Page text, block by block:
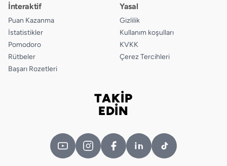
İnteraktif
Puan Kazanma
İstatistikler
Pomodoro
Rütbeler
Başarı Rozetleri
Yasal
Gizlilik
Kullanım koşulları
KVKK
Çerez Tercihleri
TAKİP
EDİN